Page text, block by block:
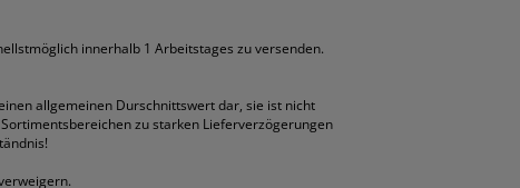
innerhalb 1 Arbeitstages zu versenden.
allgemeinen Durschnittswert dar, sie ist nicht
zu starken Lieferverzögerungen